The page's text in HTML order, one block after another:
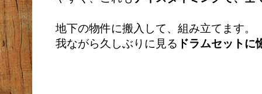
地下の物件に搬入して、組み立てます。
我ながら久しぶりに見る ドラムセットに